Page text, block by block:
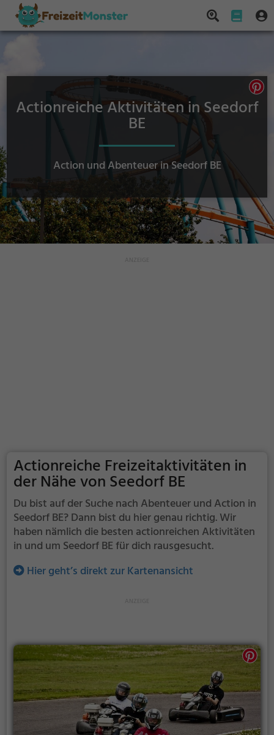
Actionreiche Aktivitäten in Seedorf
BE
Action und Abenteuer in Seedorf BE
Actionreiche Freizeitaktivitäten in
der Nähe von Seedorf BE
Du bist auf der Suche nach Abenteuer und Action in
Seedorf BE? Dann bist du hier genau richtig. Wir
haben nämlich die besten actionreichen Aktivitäten
in und um Seedorf BE für dich rausgesucht.
Hier geht’s direkt zur Kartenansicht